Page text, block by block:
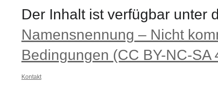
Der Inhalt ist verfügbar unter
Namensnennung – Nicht
Bedingungen (CC BY-NC-SA
Kontakt